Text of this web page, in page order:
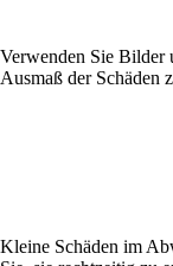
Verwenden Sie Bilder
Ausmaß der Schäden
Kleine Schäden im